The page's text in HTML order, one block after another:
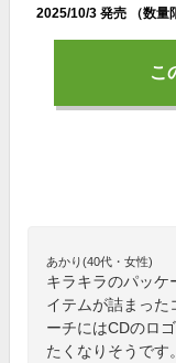
こ
あかり(40代・女性)
キラキラのパッケ
イテムが詰まった
ーチにはCDのロ
たくなりそうです。